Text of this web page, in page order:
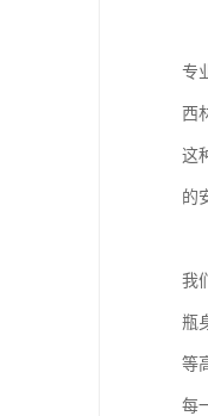
专
西
这
的
我
瓶
等
每